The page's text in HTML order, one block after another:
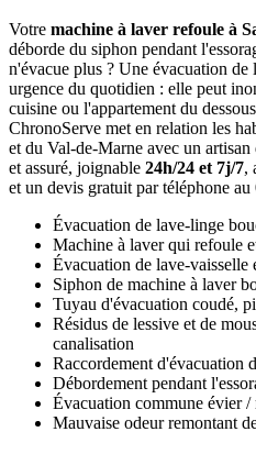
Votre machine à laver refoule à
déborde du siphon pendant
n'évacue plus ? Une évacuation de
urgence du quotidien : elle peut
cuisine ou l'appartement du
ChronoServe met en relation les
et du Val-de-Marne avec un
et assuré, joignable 24h/24 et 7j/7,
et un devis gratuit par téléphone au
Évacuation de lave-linge
Machine à laver qui refoule
Évacuation de lave-vaisselle
Siphon de machine à laver
Tuyau d'évacuation coudé,
Résidus de lessive et de
canalisation
Raccordement d'évacuation
Débordement pendant
Évacuation commune évier /
Mauvaise odeur remontant